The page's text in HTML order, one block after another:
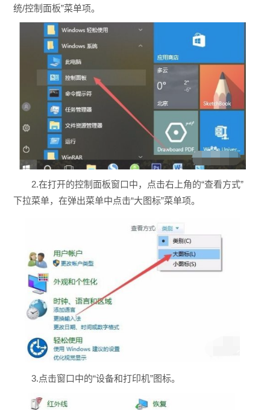
统/控制面板”菜单项。
2.在打开的控制面板窗口中，点击右上角的“查看方式”
下拉菜单，在弹出菜单中点击“大图标”菜单项。
3.点击窗口中的“设备和打印机”图标。